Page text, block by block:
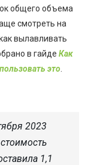
общего объема
смотреть на
вылавливать
в гайде Как
это
2023
1,1